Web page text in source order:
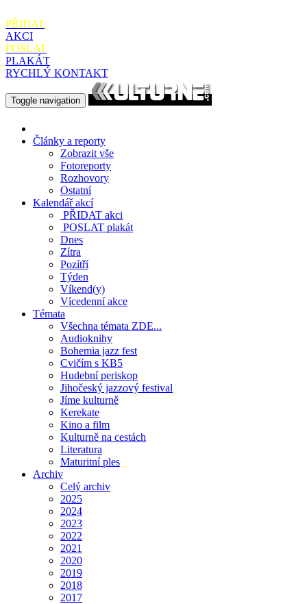
PŘIDAT
AKCI
POSLAT
PLAKÁT
RYCHLÝ KONTAKT
Toggle navigation
Články a reporty
Zobrazit vše
Fotoreporty
Rozhovory
Ostatní
Kalendář akcí
PŘIDAT akci
POSLAT plakát
Dnes
Zítra
Pozítří
Týden
Víkend(y)
Vícedenní akce
Témata
Všechna témata ZDE...
Audioknihy
Bohemia jazz fest
Cvičím s KB5
Hudební periskop
Jihočeský jazzový festival
Jíme kulturně
Kerekate
Kino a film
Kulturně na cestách
Literatura
Maturitní ples
Archiv
Celý archiv
2025
2024
2023
2022
2021
2020
2019
2018
2017